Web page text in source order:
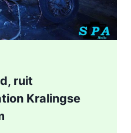
ruit
Kralingse